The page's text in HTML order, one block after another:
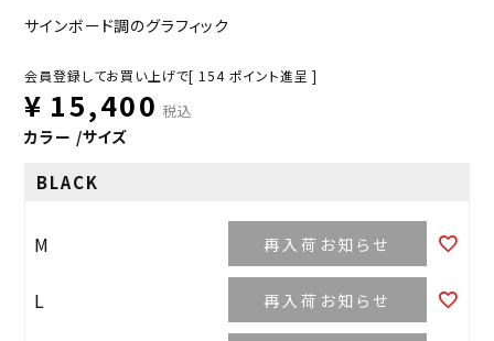
サインボード調のグラフィック
会員登録してお買い上げで[ 154 ポイント進呈 ]
¥ 15,400 税込
カラー サイズ
BLACK
M 再入荷お知らせ
L 再入荷お知らせ